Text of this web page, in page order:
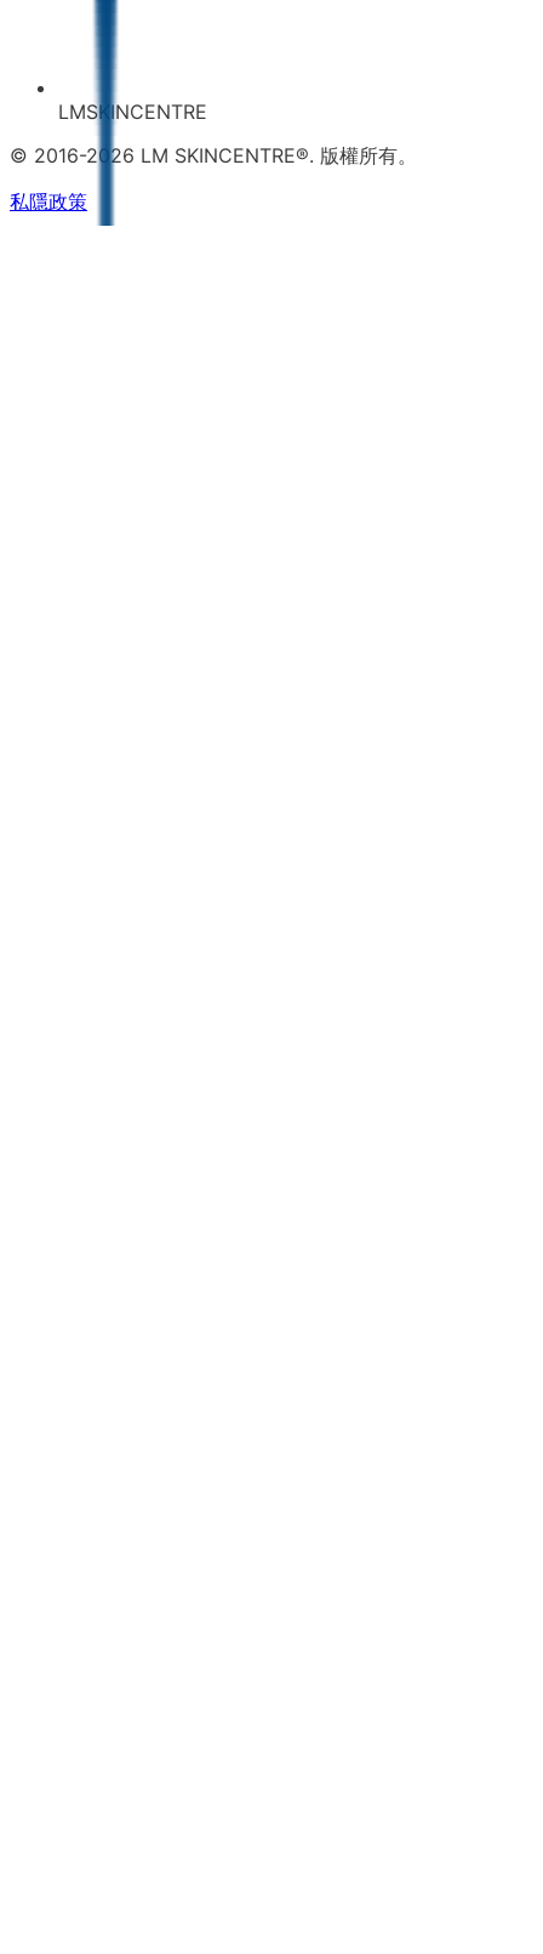
LMSKINCENTRE
© 2016-2026 LM SKINCENTRE®. 版權所有。
私隱政策